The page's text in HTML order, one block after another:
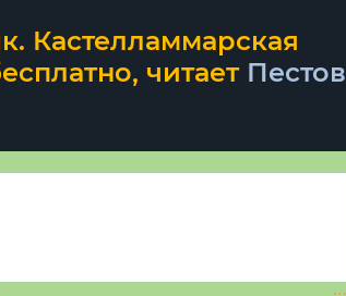
Кастелламмарская
читает Пестов